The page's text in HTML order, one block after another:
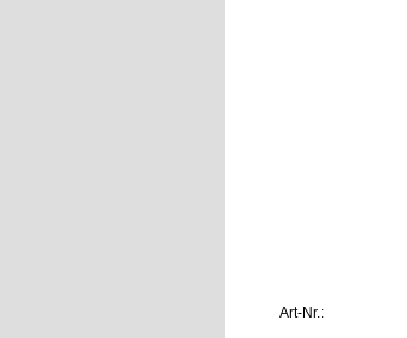
Art-Nr.: